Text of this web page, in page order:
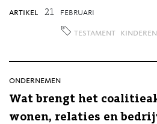
artikel 21 februari
testament kinderen
ondernemen
Wat brengt het
wonen, relaties en